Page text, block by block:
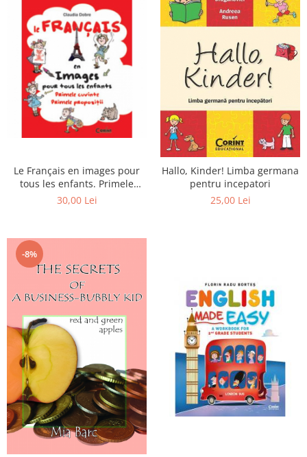
Le Français en images pour
tous les enfants. Primele
cuvinte. Primele propozitii
30,00 Lei
Hallo, Kinder! Limba germana
pentru incepatori
25,00 Lei
-8%